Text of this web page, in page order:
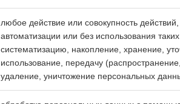
любое действие или совокупность
автоматизации или без использования
систематизацию, накопление, хранение,
использование, передачу
удаление, уничтожение персональных